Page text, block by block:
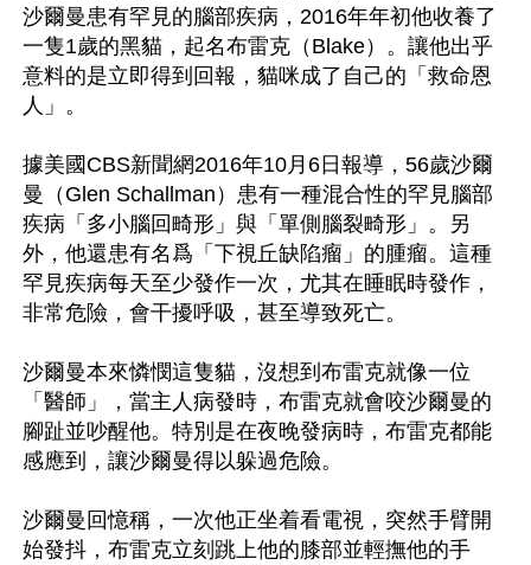
沙爾曼患有罕見的腦部疾病，2016年年初他收養了
一隻1歲的黑貓，起名布雷克（Blake）。讓他出乎
意料的是立即得到回報，貓咪成了自己的「救命恩
人」。
據美國CBS新聞網2016年10月6日報導，56歲沙爾
曼（Glen Schallman）患有一種混合性的罕見腦部
疾病「多小腦回畸形」與「單側腦裂畸形」。另
外，他還患有名爲「下視丘缺陷瘤」的腫瘤。這種
罕見疾病每天至少發作一次，尤其在睡眠時發作，
非常危險，會干擾呼吸，甚至導致死亡。
沙爾曼本來憐憫這隻貓，沒想到布雷克就像一位
「醫師」，當主人病發時，布雷克就會咬沙爾曼的
腳趾並吵醒他。特別是在夜晚發病時，布雷克都能
感應到，讓沙爾曼得以躲過危險。
沙爾曼回憶稱，一次他正坐着看電視，突然手臂開
始發抖，布雷克立刻跳上他的膝部並輕撫他的手